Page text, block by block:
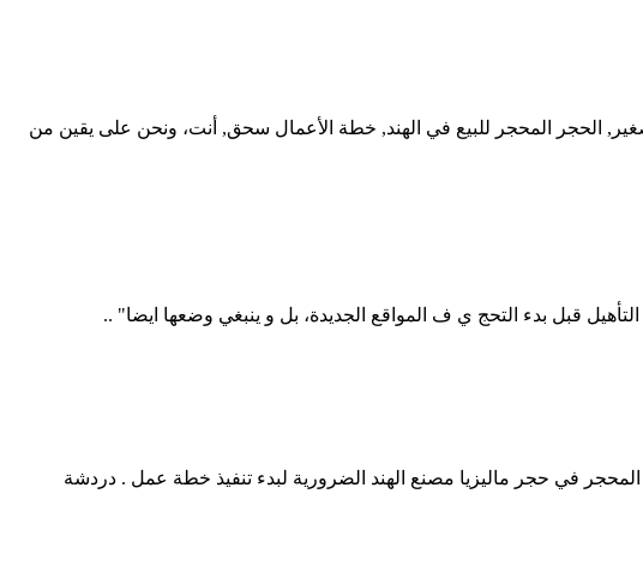
الحجر المحجر للبيع في الهند, خطة الأعمال سحق, أنت، ونحن على يقين من
قبل بدء التحج ي ف المواقع الجديدة، بل و ينبغي وضعها ايضا" ..
في حجر ماليزيا مصنع الهند الضرورية لبدء تنفيذ خطة عمل . دردشة